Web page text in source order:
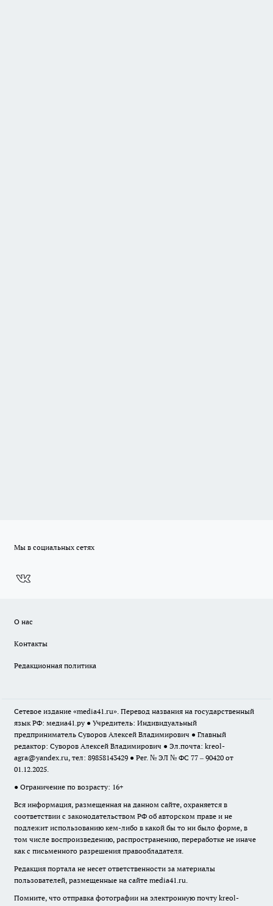
Мы в социальных сетях
О нас
Контакты
Редакционная политика
Сетевое издание «media41.ru». Перевод названия на государственный
язык РФ: медиа41.ру ● Учредитель: Индивидуальный
предприниматель Суворов Алексей Владимирович ● Главный
редактор: Суворов Алексей Владимирович ● Эл.почта: kreol-
agra@yandex.ru, тел: 89858143429 ● Рег. № ЭЛ № ФС 77 – 90420 от
01.12.2025.
● Ограничение по возрасту: 16+
Вся информация, размещенная на данном сайте, охраняется в
соответствии с законодательством РФ об авторском праве и не
подлежит использованию кем-либо в какой бы то ни было форме, в
том числе воспроизведению, распространению, переработке не иначе
как с письменного разрешения правообладателя.
Редакция портала не несет ответственности за материалы
пользователей, размещенные на сайте media41.ru.
Помните, что отправка фотографии на электронную почту kreol-